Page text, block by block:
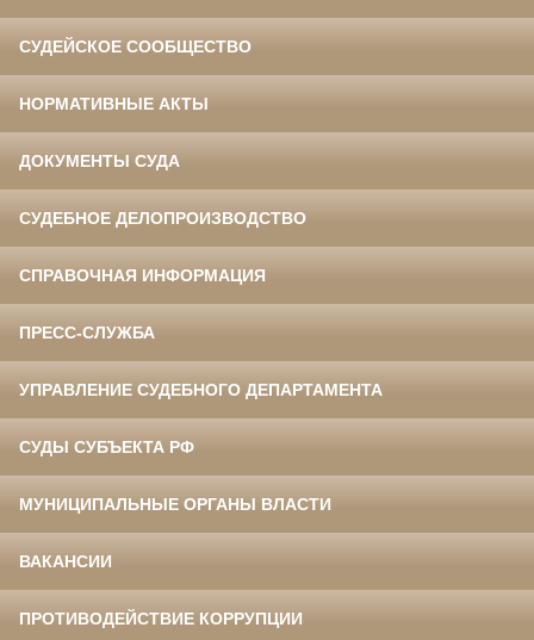
СУДЕЙСКОЕ СООБЩЕСТВО
НОРМАТИВНЫЕ АКТЫ
ДОКУМЕНТЫ СУДА
СУДЕБНОЕ ДЕЛОПРОИЗВОДСТВО
СПРАВОЧНАЯ ИНФОРМАЦИЯ
ПРЕСС-СЛУЖБА
УПРАВЛЕНИЕ СУДЕБНОГО ДЕПАРТАМЕНТА
СУДЫ СУБЪЕКТА РФ
МУНИЦИПАЛЬНЫЕ ОРГАНЫ ВЛАСТИ
ВАКАНСИИ
ПРОТИВОДЕЙСТВИЕ КОРРУПЦИИ